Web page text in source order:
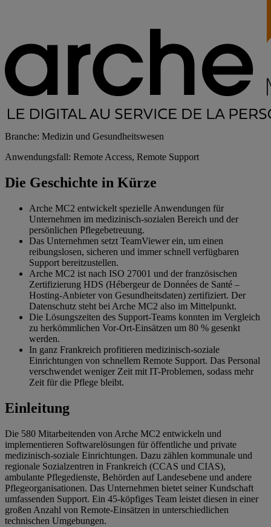
Branche: Medizin und Gesundheitswesen
Anwendungsfall: Remote Access, Remote Support
Die Geschichte in Kürze
Arche MC2 entwickelt spezielle Anwendungen für
Unternehmen im medizinisch-sozialen Bereich und der
persönlichen Pflegebetreuung.
Das Unternehmen setzt TeamViewer ein, um einen
reibungslosen, sicheren und immer schnell verfügbaren
Support bereitzustellen.
Arche MC2 ist nach ISO 27001 und der französischen
Zertifizierung HDS (Hébergeur de Données de Santé –
Hosting-Anbieter von Gesundheitsdaten) zertifiziert. Der
Datenschutz steht bei Arche MC2 also im Mittelpunkt.
Die Lösungszeiten des Support-Teams konnten im Vergleich
zu herkömmlichen Vor-Ort-Einsätzen um 80 % gesenkt
werden.
In ganz Frankreich profitieren medizinisch‐soziale
Einrichtungen von schnellem Remote Support. Das Personal
verschwendet weniger Zeit mit IT-Problemen, sodass mehr
Zeit für die Pflege bleibt.
Einleitung
Die 580 Mitarbeitenden von Arche MC2 entwickeln und
implementieren Softwarelösungen für öffentliche und private
medizinisch-soziale Einrichtungen. Dazu zählen kommunale und
regionale Sozialzentren in Frankreich (CCAS und CIAS),
ambulante Pflegedienste, Behörden auf Landesebene und andere
Pflegeorganisationen. Das Unternehmen bietet seiner Kundschaft
umfassenden Support. Ein 45-köpfiges Team leistet diesen in einer
großen Anzahl von Remote-Einsätzen in unterschiedlichen
technischen Umgebungen.